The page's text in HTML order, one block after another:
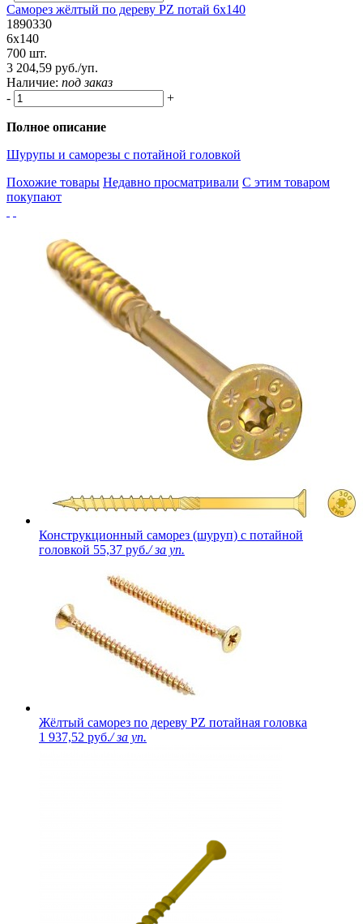
Саморез жёлтый по дереву PZ потай 6х140
1890330
6х140
700 шт.
3 204,59 руб./уп.
Наличие: под заказ
-
+
Полное описание
Шурупы и саморезы с потайной головкой
Похожие товары Недавно просматривали С этим товаром
покупают
Конструкционный саморез (шуруп) с потайной
головкой 55,37 руб./ за уп.
Жёлтый саморез по дереву PZ потайная головка
1 937,52 руб./ за уп.